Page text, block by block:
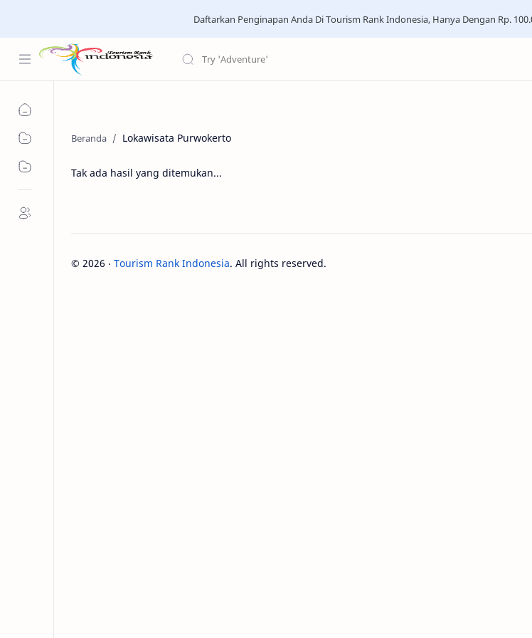
Daftarkan Penginapan Anda Di Tourism Rank Indonesia, Hanya Dengan Rp.
Lokawisata Purwokerto
Tak ada hasil yang ditemukan...
© 2026 ‧ Tourism Rank Indonesia. All rights reserved.